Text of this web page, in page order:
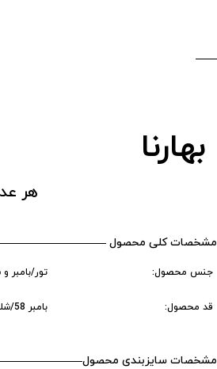
بهارنا
هر عدد ۳,۶۰۰,۰۰۰
مشخصات کلی محصول
جنس محصول: تور/بامبر و
قد محصول: بامبر 58/شلوار 115
مشخصات سایزبندی محصول